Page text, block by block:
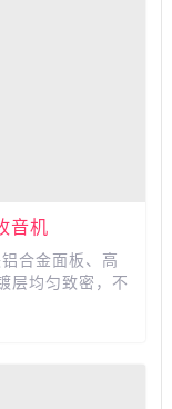
音机
合金面板、高
层均匀致密，不